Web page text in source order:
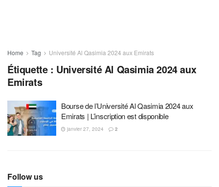
Home Tag Université Al Qasimia 2024 aux Emirats
Étiquette : Université Al Qasimia 2024 aux
Emirats
Bourse de l’Université Al Qasimia 2024 aux
Emirats | L’inscription est disponible
janvier 27, 2024 2
Follow us